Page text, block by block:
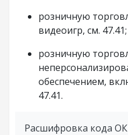
розничную
видеоигр, см. 47.41;
розничную
обеспечением,
47.41.
Расшифровка кода